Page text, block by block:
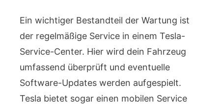
Ein wichtiger Bestandteil der Wartung ist
der regelmäßige Service in einem Tesla-
Service-Center. Hier wird dein Fahrzeug
umfassend überprüft und eventuelle
Software-Updates werden aufgespielt.
Tesla bietet sogar einen mobilen Service